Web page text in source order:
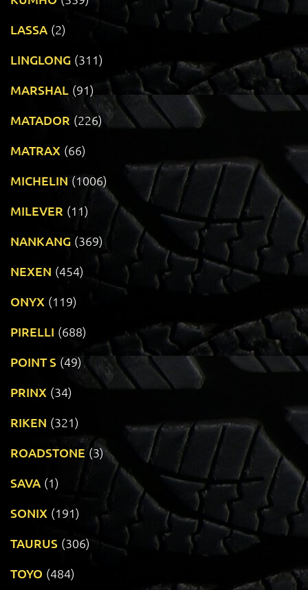
LASSA (2)
LINGLONG (311)
MARSHAL (91)
MATADOR (226)
MATRAX (66)
MICHELIN (1006)
MILEVER (11)
NANKANG (369)
NEXEN (454)
ONYX (119)
PIRELLI (688)
POINT S (49)
PRINX (34)
RIKEN (321)
ROADSTONE (3)
SAVA (1)
SONIX (191)
TAURUS (306)
TOYO (484)